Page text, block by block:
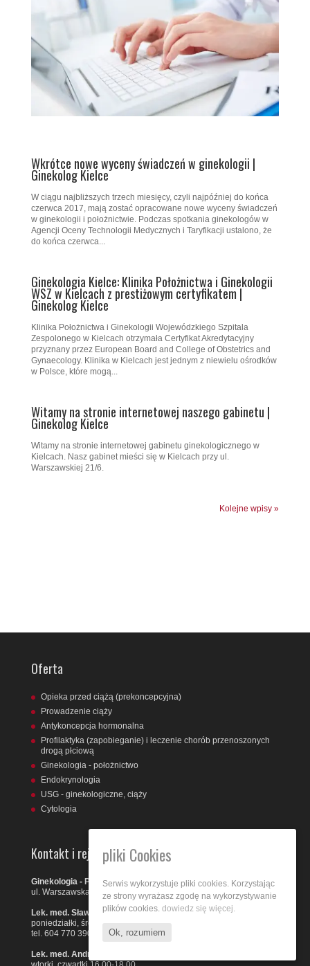
Wkrótce nowe wyceny świadczeń w ginekologii |
Ginekolog Kielce
W ciągu najbliższych trzech miesięcy, czyli najpóźniej do końca
czerwca 2017, mają zostać opracowane nowe wyceny świadczeń
w ginekologii i położnictwie. Podczas spotkania ginekologów w
Agencji Oceny Technologii Medycznych i Taryfikacji ustalono, że
do końca czerwca...
Ginekologia Kielce: Klinika Położnictwa i Ginekologii
WSZ w Kielcach z prestiżowym certyfikatem |
Ginekolog Kielce
Klinika Położnictwa i Ginekologii Wojewódzkiego Szpitala
Zespolonego w Kielcach otrzymała Certyfikat Akredytacyjny
przyznany przez European Board and College of Obstetrics and
Gynaecology. Klinika w Kielcach jest jednym z niewielu ośrodków
w Polsce, które mogą...
Witamy na stronie internetowej naszego gabinetu |
Ginekolog Kielce
Witamy na stronie internetowej gabinetu ginekologicznego w
Kielcach. Nasz gabinet mieści się w Kielcach przy ul.
Warszawskiej 21/6.
Kolejne wpisy »
Oferta
Opieka przed ciążą (prekoncepcyjna)
Prowadzenie ciąży
Antykoncepcja hormonalna
Profilaktyka (zapobieganie) i leczenie chorób przenoszonych
drogą płciową
Ginekologia - położnictwo
Endokrynologia
USG - ginekologiczne, ciąży
Cytologia
Kontakt i rejestracja
Ginekologia - Położnictwo Gabinet Specjalistyczny
ul. Warszawska 21/6 Kielce
Lek. med. Sławomir Grelewski
poniedziałki, środy 16.00-18.00
tel. 604 770 390
Lek. med. Andrzej Zemsta
pliki Cookies
Serwis wykorzystuje pliki cookies. Korzystając
ze strony wyrażasz zgodę na wykorzystywanie
plików cookies. dowiedz się więcej.
Ok, rozumiem